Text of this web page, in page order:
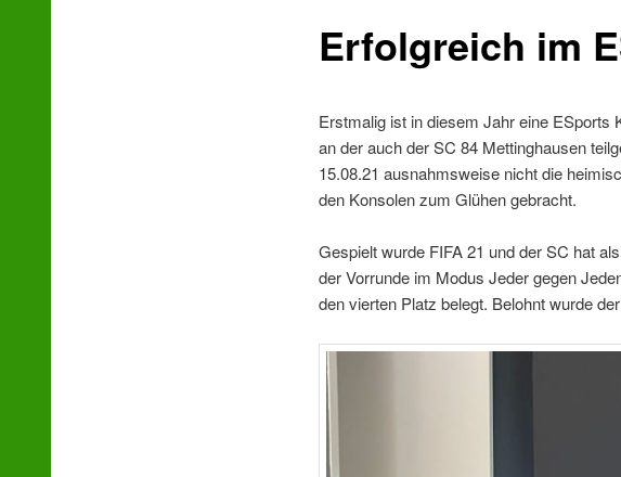
Erfolgreich im
Erstmalig ist in diesem Jahr eine ESports
an der auch der SC 84 Mettinghausen
15.08.21 ausnahmsweise nicht die
den Konsolen zum Glühen gebracht.
Gespielt wurde FIFA 21 und der SC hat
der Vorrunde im Modus Jeder gegen
den vierten Platz belegt. Belohnt wurde